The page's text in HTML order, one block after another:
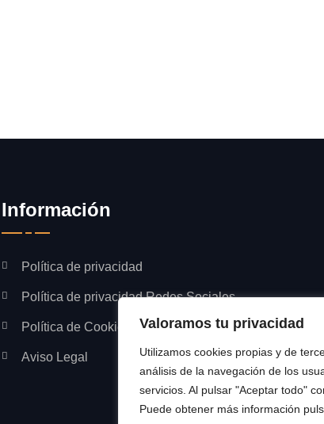
Valoramos tu privacidad
Utilizamos cookies propias y de
análisis de la navegación de los
servicios. Al pulsar "Aceptar todo"
Puede obtener más información
Información
Política de privacidad
Política de privacidad Redes Sociales
Política de Cookies
Aviso Legal